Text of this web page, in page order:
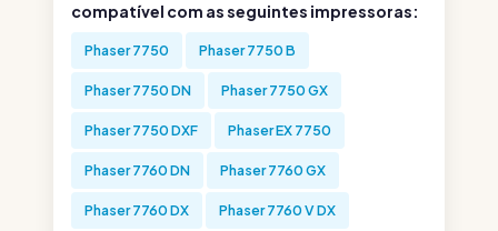
compatível com as seguintes impressoras:
Phaser 7750 Phaser 7750 B
Phaser 7750 DN Phaser 7750 GX
Phaser 7750 DXF Phaser EX 7750
Phaser 7760 DN Phaser 7760 GX
Phaser 7760 DX Phaser 7760 V DX